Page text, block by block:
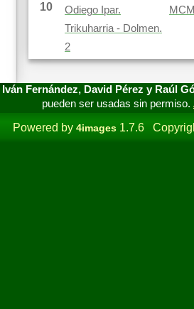
10
Odiego Ipar.
Trikuharria - Dolmen.
2
Iván Fernández, David Pérez y Raúl
pueden ser usadas sin permiso.
Powered by 4images 1.7.6